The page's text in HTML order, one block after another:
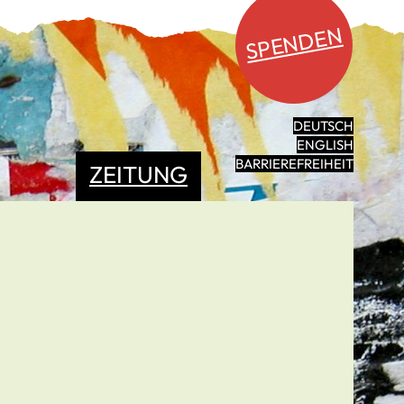
SPENDEN
DEUTSCH
ENGLISH
BARRIEREFREIHEIT
ZEITUNG